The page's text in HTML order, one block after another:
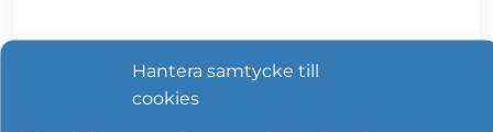
Hantera samtycke till
cookies